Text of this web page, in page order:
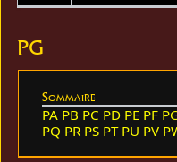
PG
Sommaire
PA PB PC PD PE PF
PQ PR PS PT PU PV